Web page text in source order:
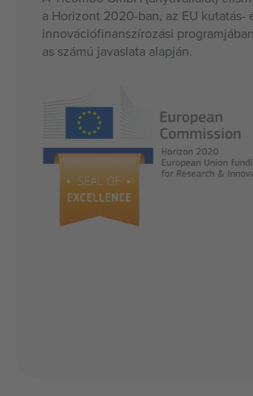
a Horizont 2020-ban, az EU kutatás-
innovációfinanszírozási
as számú javaslata alapján.